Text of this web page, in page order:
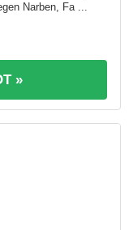
Narben, Fa ...
»